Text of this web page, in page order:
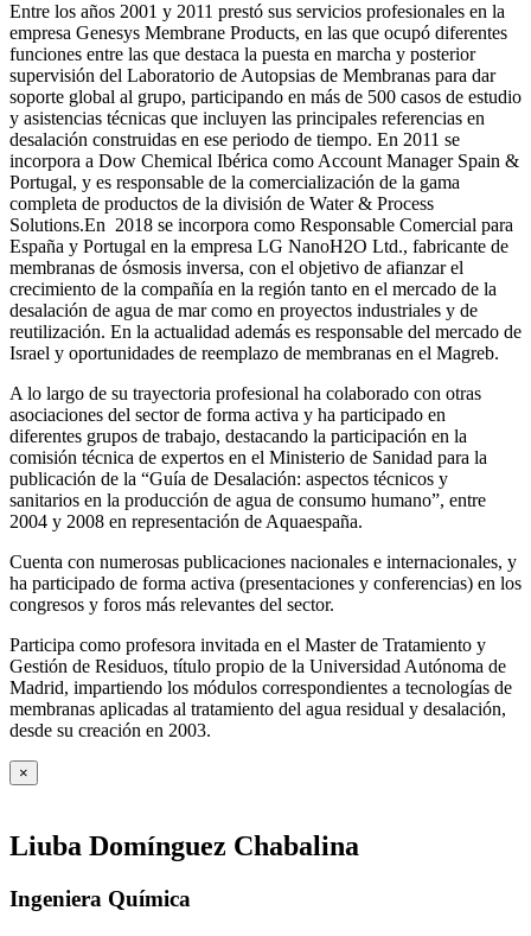
Entre los años 2001 y 2011 prestó sus servicios profesionales en la
empresa Genesys Membrane Products, en las que ocupó diferentes
funciones entre las que destaca la puesta en marcha y posterior
supervisión del Laboratorio de Autopsias de Membranas para dar
soporte global al grupo, participando en más de 500 casos de estudio
y asistencias técnicas que incluyen las principales referencias en
desalación construidas en ese periodo de tiempo. En 2011 se
incorpora a Dow Chemical Ibérica como Account Manager Spain &
Portugal, y es responsable de la comercialización de la gama
completa de productos de la división de Water & Process
Solutions.En 2018 se incorpora como Responsable Comercial para
España y Portugal en la empresa LG NanoH2O Ltd., fabricante de
membranas de ósmosis inversa, con el objetivo de afianzar el
crecimiento de la compañía en la región tanto en el mercado de la
desalación de agua de mar como en proyectos industriales y de
reutilización. En la actualidad además es responsable del mercado de
Israel y oportunidades de reemplazo de membranas en el Magreb.
A lo largo de su trayectoria profesional ha colaborado con otras
asociaciones del sector de forma activa y ha participado en
diferentes grupos de trabajo, destacando la participación en la
comisión técnica de expertos en el Ministerio de Sanidad para la
publicación de la “Guía de Desalación: aspectos técnicos y
sanitarios en la producción de agua de consumo humano”, entre
2004 y 2008 en representación de Aquaespaña.
Cuenta con numerosas publicaciones nacionales e internacionales, y
ha participado de forma activa (presentaciones y conferencias) en los
congresos y foros más relevantes del sector.
Participa como profesora invitada en el Master de Tratamiento y
Gestión de Residuos, título propio de la Universidad Autónoma de
Madrid, impartiendo los módulos correspondientes a tecnologías de
membranas aplicadas al tratamiento del agua residual y desalación,
desde su creación en 2003.
×
Liuba Domínguez Chabalina
Ingeniera Química